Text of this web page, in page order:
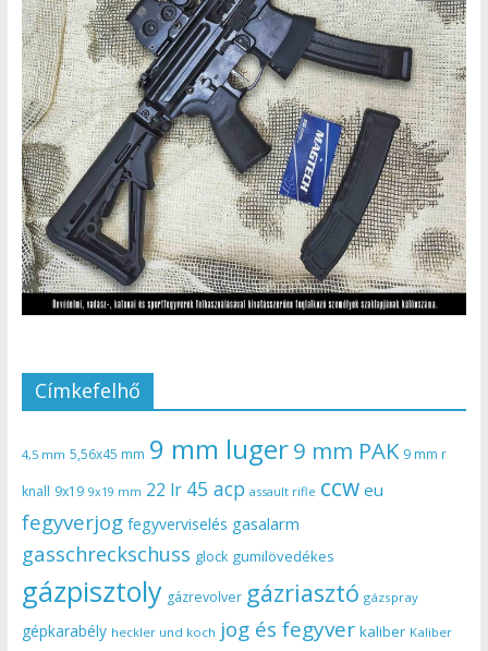
Címkefelhő
4,5 mm 5,56x45 mm 9 mm luger9 mm PAK 9 mm r
knall 9x19 9x19 mm 22 lr 45 acp assault rifle ccw eu
fegyverjog fegyverviselés gasalarm
gasschreckschuss glock gumilövedékes
gázpisztoly gázrevolver gázriasztó gázspray
gépkarabély heckler und koch jog és fegyver kaliber Kaliber